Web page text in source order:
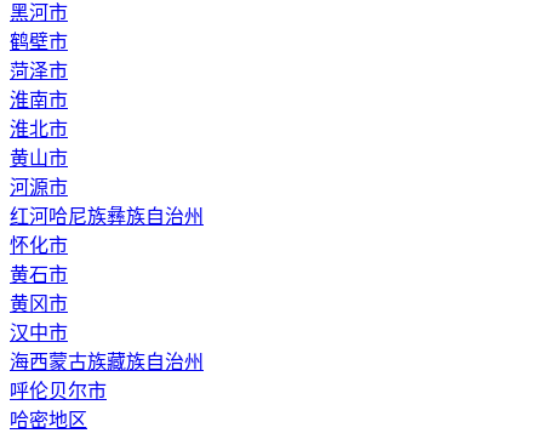
黑河市
鹤壁市
菏泽市
淮南市
淮北市
黄山市
河源市
红河哈尼族彝族自治州
怀化市
黄石市
黄冈市
汉中市
海西蒙古族藏族自治州
呼伦贝尔市
哈密地区